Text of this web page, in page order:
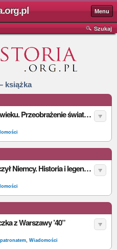
Menu
Szukaj
książka
Premiera: „Historia XIX wieku. Przeobrażenie świata”, J. Osterhammel
Człowiek, który zjednoczył Niemcy. Historia i legenda Żelaznego Kanclerza
z Warszawy ’40”
, Wiadomości